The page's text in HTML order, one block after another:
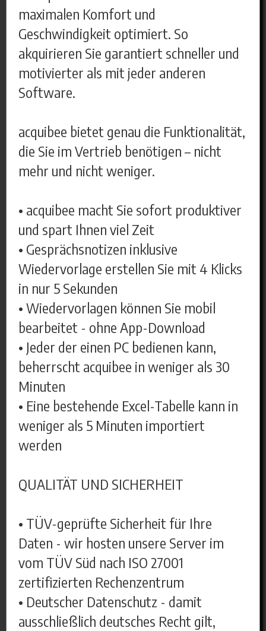
maximalen Komfort und
Geschwindigkeit optimiert. So
akquirieren Sie garantiert schneller und
motivierter als mit jeder anderen
Software.
acquibee bietet genau die Funktionalität,
die Sie im Vertrieb benötigen – nicht
mehr und nicht weniger.
• acquibee macht Sie sofort produktiver
und spart Ihnen viel Zeit
• Gesprächsnotizen inklusive
Wiedervorlage erstellen Sie mit 4 Klicks
in nur 5 Sekunden
• Wiedervorlagen können Sie mobil
bearbeitet - ohne App-Download
• Jeder der einen PC bedienen kann,
beherrscht acquibee in weniger als 30
Minuten
• Eine bestehende Excel-Tabelle kann in
weniger als 5 Minuten importiert
werden
QUALITÄT UND SICHERHEIT
• TÜV-geprüfte Sicherheit für Ihre
Daten - wir hosten unsere Server im
vom TÜV Süd nach ISO 27001
zertifizierten Rechenzentrum
• Deutscher Datenschutz - damit
ausschließlich deutsches Recht gilt,